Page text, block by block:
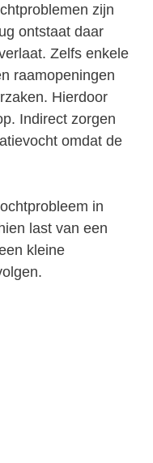
zijn
ontstaat daar
Zelfs enkele
raamopeningen
Hierdoor
Indirect zorgen
omdat de
in
last van een
kleine